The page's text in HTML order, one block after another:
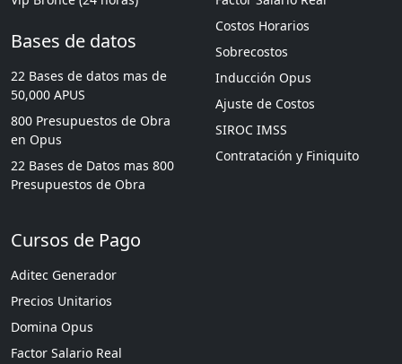
Bases de datos
22 Bases de datos mas de
50,000 APUS
800 Presupuestos de Obra
en Opus
22 Bases de Datos mas 800
Presupuestos de Obra
Costos Horarios
Sobrecostos
Inducción Opus
Ajuste de Costos
SIROC IMSS
Contratación y Finiquito
Cursos de Pago
Aditec Generador
Precios Unitarios
Domina Opus
Factor Salario Real